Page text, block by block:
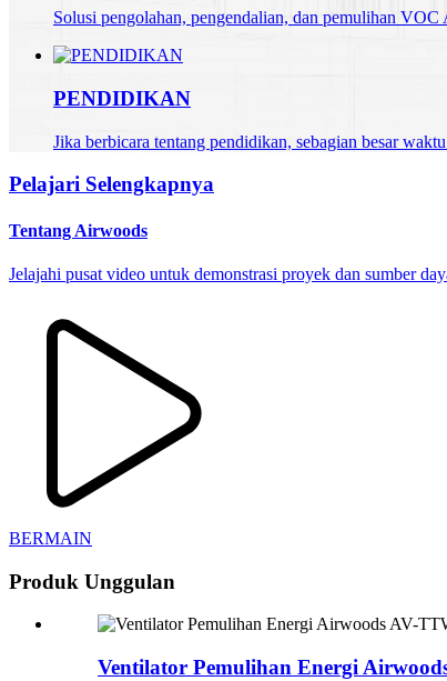
Solusi pengolahan, pengendalian, dan pemulihan
PENDIDIKAN
Jika berbicara tentang pendidikan, sebagian besar
Pelajari Selengkapnya
Tentang Airwoods
Jelajahi pusat video untuk demonstrasi proyek dan sumber
BERMAIN
Produk Unggulan
Ventilator Pemulihan Energi